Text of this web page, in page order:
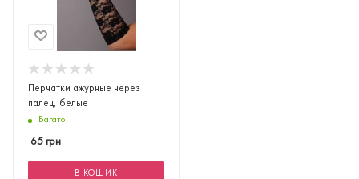
Перчатки ажурные через
палец, белые
Багато
65 грн
В КОШИК